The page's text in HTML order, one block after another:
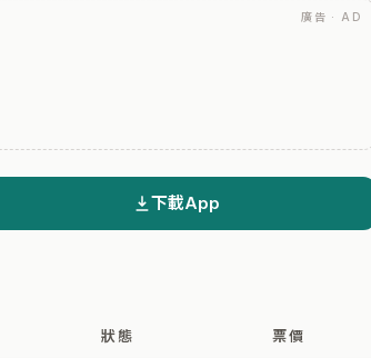
廣告 · AD
下載App
狀態 票價